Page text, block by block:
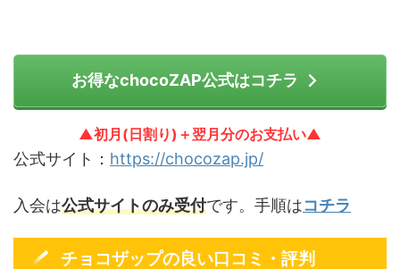
お得なchocoZAP公式はコチラ
▲初月(日割り)＋翌月分のお支払い▲
公式サイト： https://chocozap.jp/
入会は公式サイトのみ受付です。手順はコチラ
チョコザップの良い口コミ・評判